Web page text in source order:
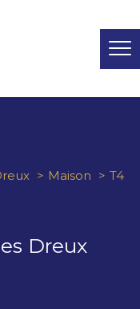
Maison T4
Dreux